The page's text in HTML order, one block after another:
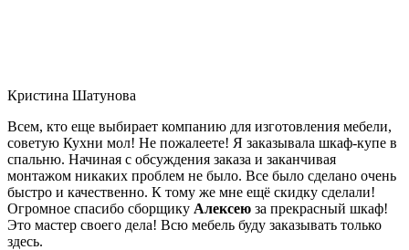
Кристина Шатунова
Всем, кто еще выбирает компанию для изготовления мебели,
советую Кухни мол! Не пожалеете! Я заказывала шкаф-купе в
спальню. Начиная с обсуждения заказа и заканчивая
монтажом никаких проблем не было. Все было сделано очень
быстро и качественно. К тому же мне ещё скидку сделали!
Огромное спасибо сборщику Алексею за прекрасный шкаф!
Это мастер своего дела! Всю мебель буду заказывать только
здесь.